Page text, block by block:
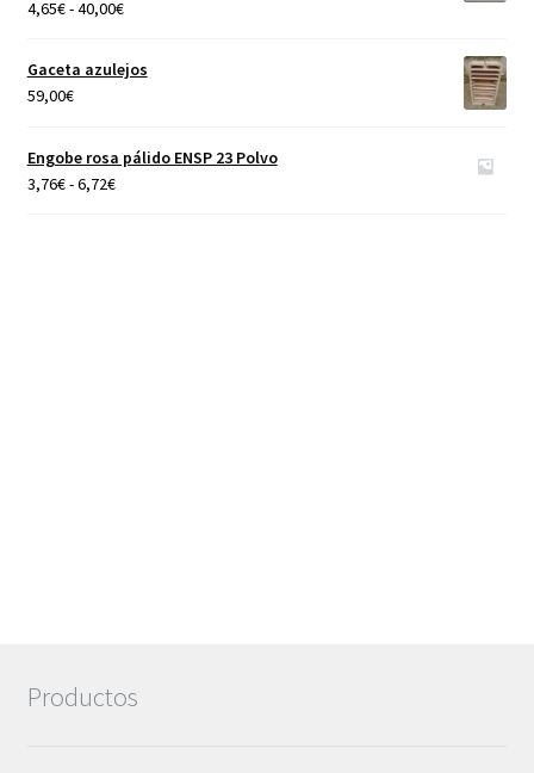
4,65€-40,00€Rango
precios:
40,00€
Gaceta azulejos
59,00€
Engobe rosa pálido ENSP 23 Polvo
3,76€-6,72€Rango
Productos